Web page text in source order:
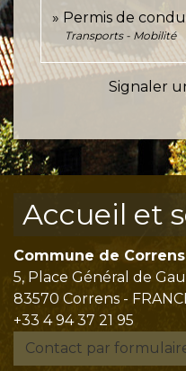
Permis de
Transports - Mobilité
Signaler
Accueil et
Commune de Correns
5, Place Général de
83570 Correns -
+33 4 94 37 21 95
Contact par